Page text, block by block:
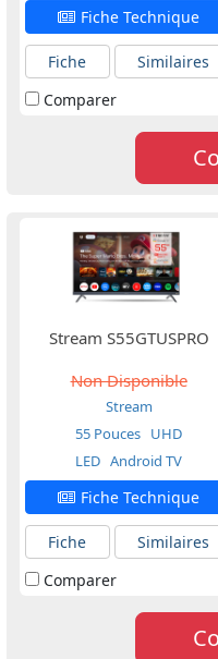
Fiche Technique
Fiche
Similaires
Comparer
Stream S55GTUSPRO
Non Disponible
Stream
55 Pouces UHD
LED Android TV
Fiche Technique
Fiche
Similaires
Comparer